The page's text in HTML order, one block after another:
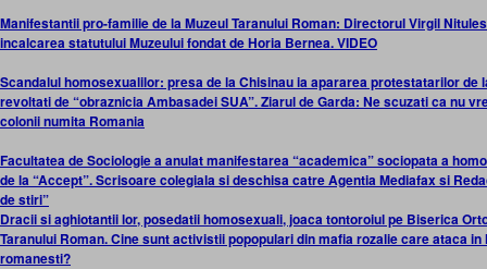
Manifestantii pro-familie de la Muzeul Taranului Roman: Directorul Virgil
incalcarea statutului Muzeului fondat de Horia Bernea. VIDEO
Scandalul homosexualilor: presa de la Chisinau ia apararea protestatarilor de
revoltati de “obraznicia Ambasadei SUA”. Ziarul de Garda: Ne scuzati ca nu
colonii numita Romania
Facultatea de Sociologie a anulat manifestarea “academica” sociopata a
de la “Accept”. Scrisoare colegiala si deschisa catre Agentia Mediafax si
de stiri”
Dracii si aghiotantii lor, posedatii homosexuali, joaca tontoroiul pe Biserica
Taranului Roman. Cine sunt activistii popopulari din mafia rozalie care ataca
romanesti?